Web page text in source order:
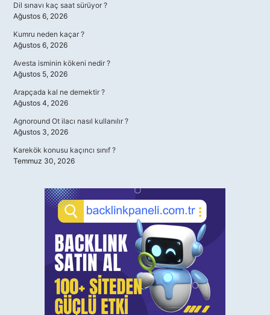
Dil sınavı kaç saat sürüyor ?
Ağustos 6, 2026
Kumru neden kaçar ?
Ağustos 6, 2026
Avesta isminin kökeni nedir ?
Ağustos 5, 2026
Arapçada kal ne demektir ?
Ağustos 4, 2026
Agnoround Ot ilacı nasıl kullanılır ?
Ağustos 3, 2026
Karekök konusu kaçıncı sınıf ?
Temmuz 30, 2026